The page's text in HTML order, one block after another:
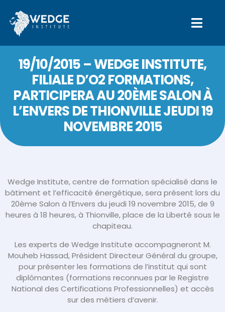
19/10/2015 – WEDGE INSTITUTE,
FILIALE D’O2 FORMATIONS,
PARTICIPERA AU 20ÈME SALON À
L’ENVERS DE THIONVILLE JEUDI 19
NOVEMBRE 2015
Wedge Institute, centre de formation spécialisé dans le
bâtiment et l’efficacité énergétique, sera présent lors du
20ème Salon à l’Envers du jeudi 19 novembre 2015, de 9
heures à 18 heures, à Thionville, place de la Liberté sous le
chapiteau.
Les experts de Wedge Institute accompagneront M.
Mouheb Hassad, Président Directeur Général du groupe,
pour présenter les formations de l’institut qui sont
diplômantes (formations reconnues par le Registre
National des Certifications Professionnelles) et accès
sur des métiers d’avenir.